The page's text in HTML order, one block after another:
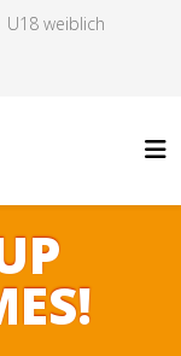
U18 weiblich